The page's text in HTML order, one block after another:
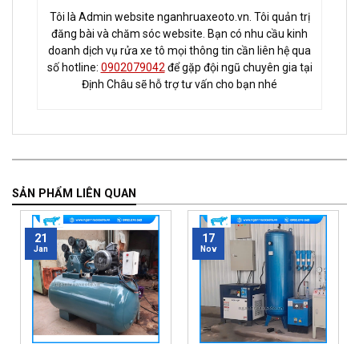
Tôi là Admin website nganhruaxeoto.vn. Tôi quản trị
đăng bài và chăm sóc website. Bạn có nhu cầu kinh
doanh dịch vụ rửa xe tô mọi thông tin cần liên hệ qua
số hotline: 0902079042 để gặp đội ngũ chuyên gia tại
Định Châu sẽ hỗ trợ tư vấn cho bạn nhé
SẢN PHẨM LIÊN QUAN
21
Jan
17
Nov